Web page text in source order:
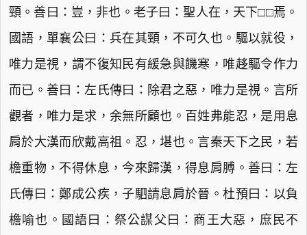
頸。善曰：豈，非也。老子曰：聖人在，天下□□焉。
國語，單襄公曰：兵在其頸，不可久也。驅以就役，
唯力是視，謂不復知民有緩急與饑寒，唯趍驅令作力
而已。善曰：左氏傳曰：除君之惡，唯力是視。言所
觀者，唯力是求，余無所顧也。百姓弗能忍，是用息
肩於大漢而欣戴高祖。忍，堪也。言秦天下之民，若
檐重物，不得休息，今來歸漢，得息肩膊。善曰：左
氏傳曰：鄭成公疾，子駟請息肩於晉。杜預曰：以負
檐喻也。國語曰：祭公謀父曰：商王大惡，庶民不